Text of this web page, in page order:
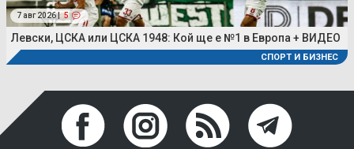
7 авг 2026 | 5
Левски, ЦСКА или ЦСКА 1948: Кой ще е №1 в Европа + ВИДЕО
СПОРТ И БИЗНЕС